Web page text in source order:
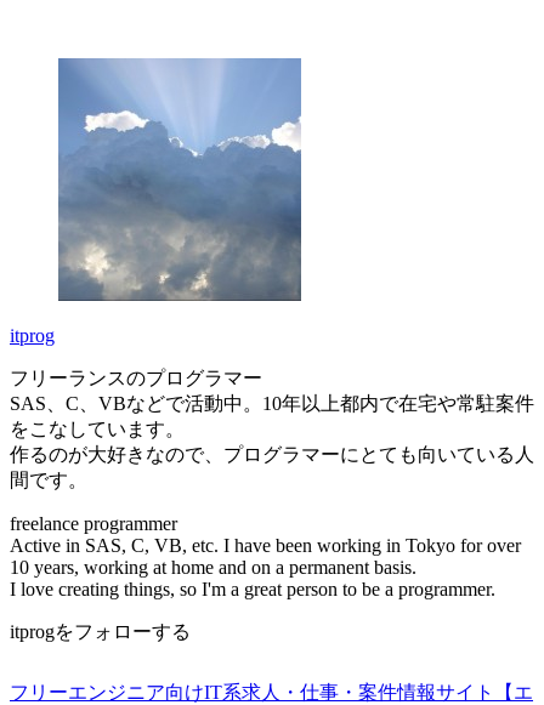
itprog
フリーランスのプログラマー
SAS、C、VBなどで活動中。10年以上都内で在宅や常駐案件
をこなしています。
作るのが大好きなので、プログラマーにとても向いている人
間です。
freelance programmer
Active in SAS, C, VB, etc. I have been working in Tokyo for over
10 years, working at home and on a permanent basis.
I love creating things, so I'm a great person to be a programmer.
itprogをフォローする
フリーエンジニア向けIT系求人・仕事・案件情報サイト【エ